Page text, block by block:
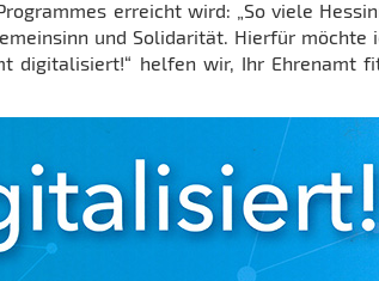
erreicht wird: „So viele
und Solidarität. Hierfür möchte
digitalisiert!“ helfen wir, Ihr Ehrenamt